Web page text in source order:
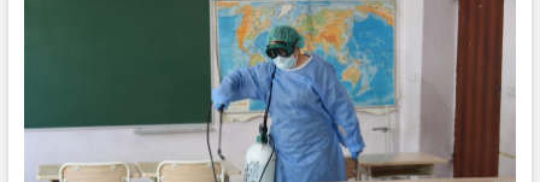
собственность